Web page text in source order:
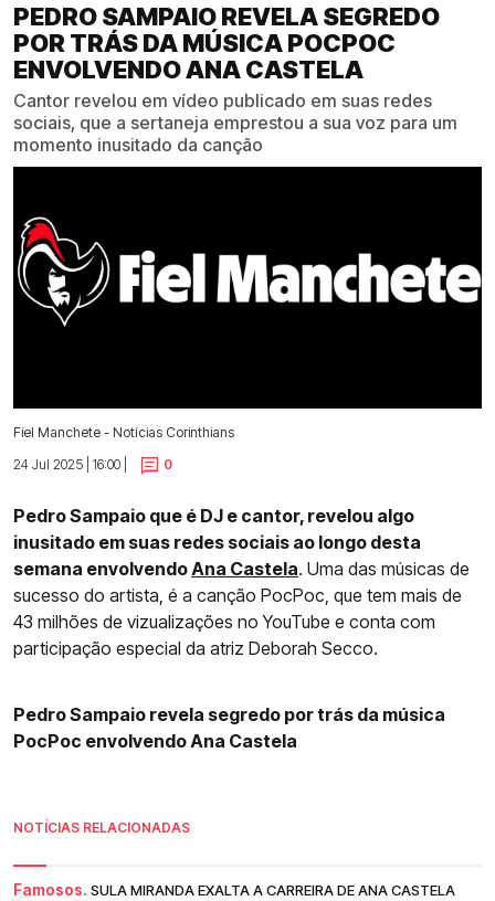
PEDRO SAMPAIO REVELA SEGREDO
POR TRÁS DA MÚSICA POCPOC
ENVOLVENDO ANA CASTELA
Cantor revelou em vídeo publicado em suas redes
sociais, que a sertaneja emprestou a sua voz para um
momento inusitado da canção
Fiel Manchete - Notícias Corinthians
24 Jul 2025 | 16:00 |
0
Pedro Sampaio que é DJ e cantor, revelou algo
inusitado em suas redes sociais ao longo desta
semana envolvendo Ana Castela. Uma das músicas de
sucesso do artista, é a canção PocPoc, que tem mais de
43 milhões de vizualizações no YouTube e conta com
participação especial da atriz Deborah Secco.
Pedro Sampaio revela segredo por trás da música
PocPoc envolvendo Ana Castela
NOTÍCIAS RELACIONADAS
Famosos. SULA MIRANDA EXALTA A CARREIRA DE ANA CASTELA